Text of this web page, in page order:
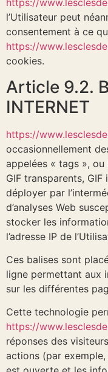
https://
l’Utilisateur peut
consentement à ce
https://
cookies.
Article 9.2.
INTERNET
https://
occasionnellement
appelées « tags », ou
GIF transparents,
déployer par
d’analyses Web
stocker les
l’adresse IP de
Ces balises sont
ligne permettant aux
sur les différentes
Cette technologie
https://
réponses des
actions (par